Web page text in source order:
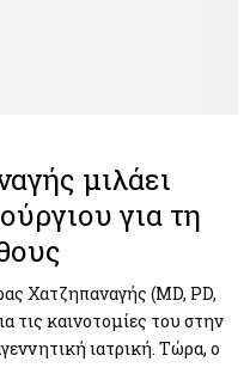
μιλάει
για τη
Χατζηπαναγής (MD, PD,
τις καινοτομίες του στην
ιατρική. Τώρα, o